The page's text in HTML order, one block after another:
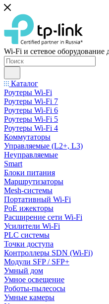
Wi-Fi и сетевое оборудование
Каталог
Роутеры Wi-Fi
Роутеры Wi-Fi 7
Роутеры Wi-Fi 6
Роутеры Wi-Fi 5
Роутеры Wi-Fi 4
Коммутаторы
Управляемые (L2+, L3)
Неуправляемые
Smart
Блоки питания
Маршрутизаторы
Mesh-системы
Портативный Wi-Fi
PoE ижекторы
Расширение сети Wi‑Fi
Усилители Wi-Fi
PLC системы
Точки доступа
Контроллеры SDN (Wi-Fi)
Модули SFP / SFP+
Умный дом
Умное освещение
Роботы-пылесосы
Умные камеры